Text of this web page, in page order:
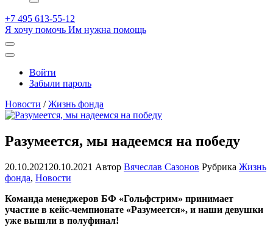
More
+7 495 613-55-12
Я хочу помочь Им нужна помощь
Открыть
поиск
Профиль
Войти
Забыли пароль
Новости /Жизнь фонда
Разумеется, мы надеемся на победу
20.10.2021 20.10.2021 Автор Вячеслав Сазонов Рубрика Жизнь
фонда, Новости
Команда менеджеров БФ «Гольфстрим» принимает
участие в кейс-чемпионате «Разумеется», и наши девушки
уже вышли в полуфинал!